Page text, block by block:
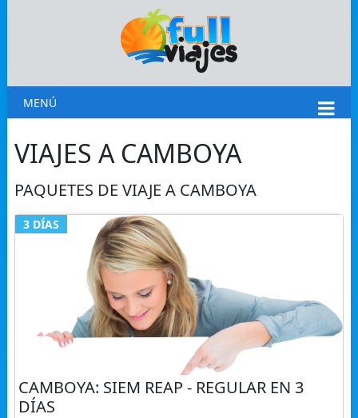
MENÚ
VIAJES A CAMBOYA
PAQUETES DE VIAJE A CAMBOYA
3 DÍAS
CAMBOYA: SIEM REAP - REGULAR EN 3
DÍAS